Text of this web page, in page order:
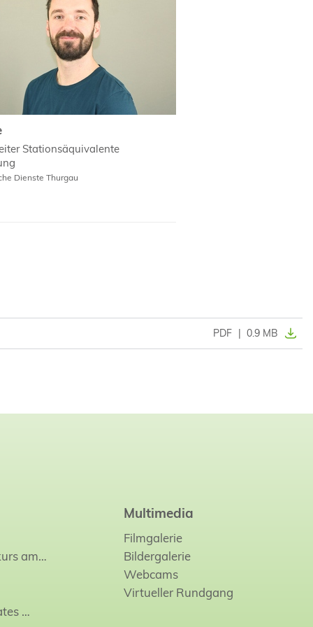
Stationsäquivalente
Dienste Thurgau
PDF | 0.9 MB
am…
…
Multimedia
Filmgalerie
Bildergalerie
Webcams
Virtueller Rundgang